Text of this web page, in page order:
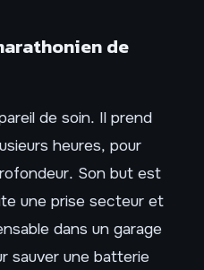
de
de soin. Il prend
heures, pour
Son but est
une prise secteur et
dans un garage
sauver une batterie